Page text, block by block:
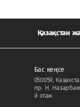
Қазақстан
Бас кеңсе
050059,
пр. Н.
й этаж.